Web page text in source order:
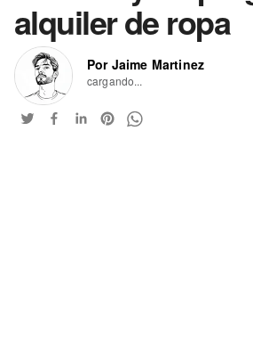
alquiler de ropa
Por Jaime Martinez
cargando...